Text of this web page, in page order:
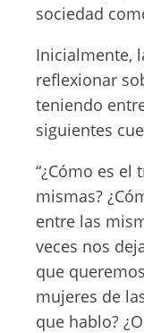
sociedad
Inicialmente,
reflexionar
teniendo
siguientes
“¿Cómo es el
mismas?
entre las
veces nos
que
mujeres de
que hablo?